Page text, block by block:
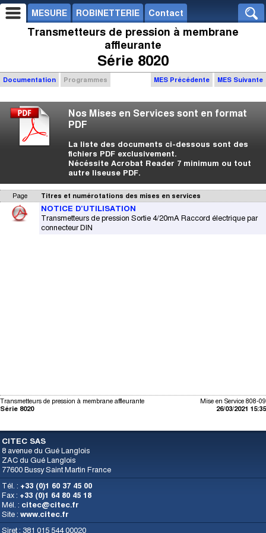
MESURE ROBINETTERIE Contact
Transmetteurs de pression à membrane
affleurante
Série 8020
MES Précédente MES Suivante
Documentation Programmes
Nos Mises en Services sont en format
PDF
La liste des documents ci-dessous sont des
fichiers PDF exclusivement.
Nécéssite Acrobat Reader 7 minimum ou tout
autre liseuse PDF.
Page Titres et numérotations des mises en services
NOTICE D’UTILISATION
Transmetteurs de pression Sortie 4/20mA Raccord électrique par
connecteur DIN
Mise en Service 808-09
26/03/2021 15:35
Transmetteurs de pression à membrane affleurante
Série 8020
CITEC SAS
8 avenue du Gué Langlois
ZAC du Gué Langlois
77600 Bussy Saint Martin France
Tél. : +33 (0)1 60 37 45 00
Fax : +33 (0)1 64 80 45 18
Mél. : citec@citec.fr
Site : www.citec.fr
Siret : 381 015 544 00020